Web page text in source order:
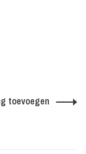
toevoegen